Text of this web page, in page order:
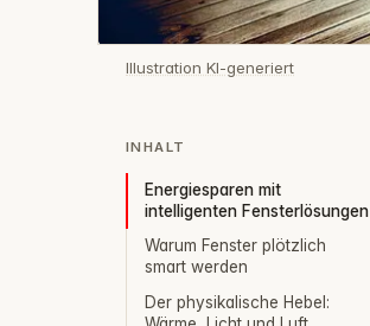
Illustration KI-generiert
INHALT
Energiesparen mit
intelligenten Fensterlösungen
Warum Fenster plötzlich
smart werden
Der physikalische Hebel: